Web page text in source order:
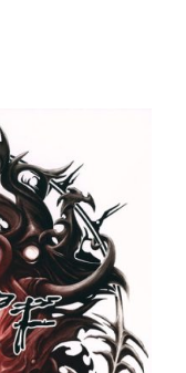
– Mantra LP
Détails